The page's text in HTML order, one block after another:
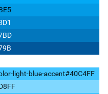
light-blue-accent#40C4FF